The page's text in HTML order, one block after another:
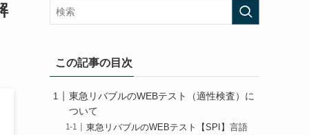
この記事の目次
東急リバブルのWEBテスト（適性検査）に
ついて
東急リバブルのWEBテスト【SPI】言語